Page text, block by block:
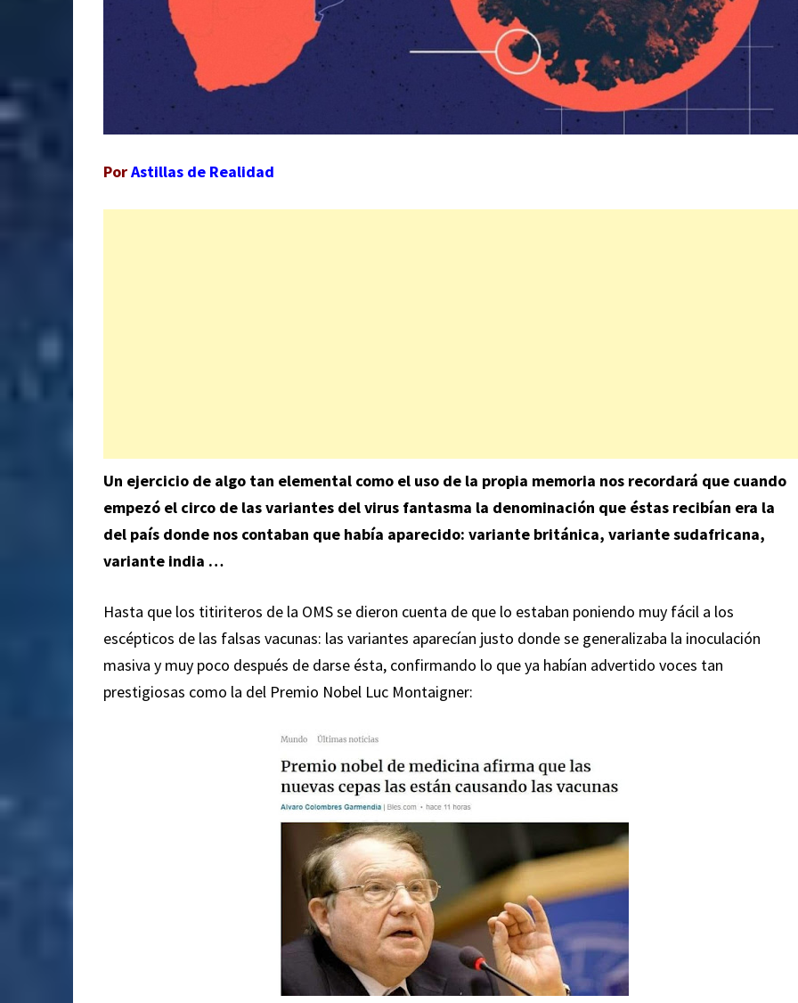
PorAstillas de Realidad
Un ejercicio de algo tan elemental como el uso de la propia memoria nos recordará que cuando
empezó el circo de las variantes del virus fantasma la denominación que éstas recibían era la
del país donde nos contaban que había aparecido: variante británica, variante sudafricana,
variante india …
Hasta que los titiriteros de la OMS se dieron cuenta de que lo estaban poniendo muy fácil a los
escépticos de las falsas vacunas: las variantes aparecían justo donde se generalizaba la inoculación
masiva y muy poco después de darse ésta, confirmando lo que ya habían advertido voces tan
prestigiosas como la del Premio Nobel Luc Montaigner: